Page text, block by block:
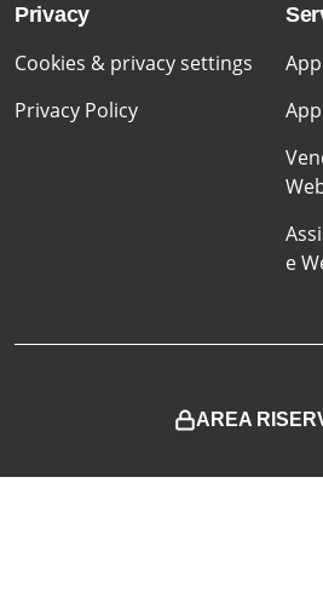
Privacy
Cookies & privacy settings
Privacy Policy
e
AREA